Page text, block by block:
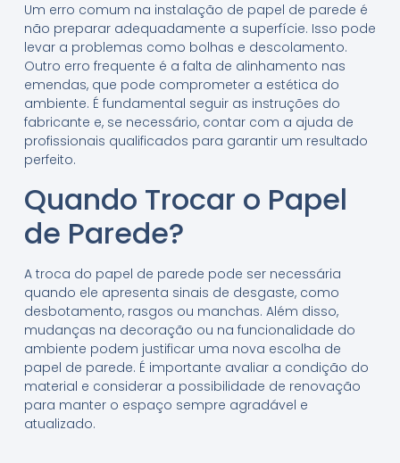
Um erro comum na instalação de papel de parede é
não preparar adequadamente a superfície. Isso pode
levar a problemas como bolhas e descolamento.
Outro erro frequente é a falta de alinhamento nas
emendas, que pode comprometer a estética do
ambiente. É fundamental seguir as instruções do
fabricante e, se necessário, contar com a ajuda de
profissionais qualificados para garantir um resultado
perfeito.
Quando Trocar o Papel
de Parede?
A troca do papel de parede pode ser necessária
quando ele apresenta sinais de desgaste, como
desbotamento, rasgos ou manchas. Além disso,
mudanças na decoração ou na funcionalidade do
ambiente podem justificar uma nova escolha de
papel de parede. É importante avaliar a condição do
material e considerar a possibilidade de renovação
para manter o espaço sempre agradável e
atualizado.